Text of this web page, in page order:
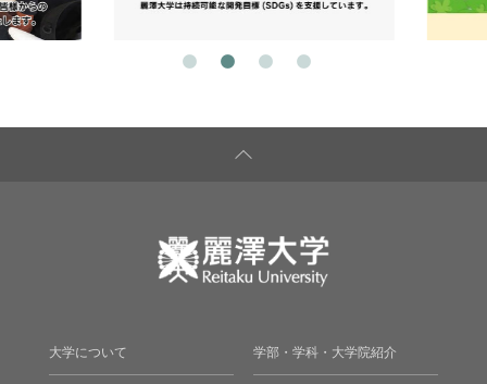
大学について 学部・学科・大学院紹介